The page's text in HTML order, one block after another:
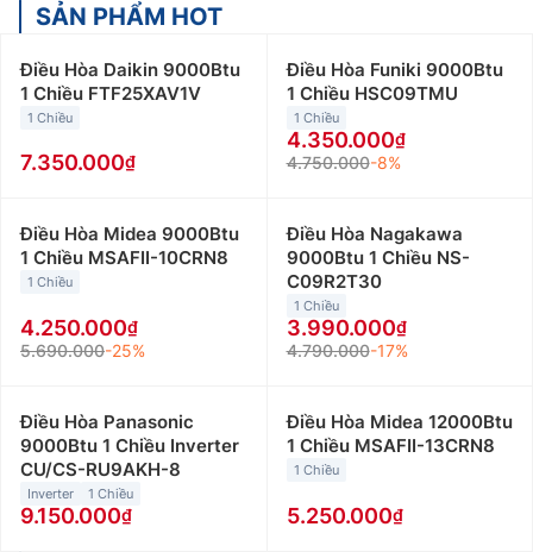
SẢN PHẨM HOT
Điều Hòa Daikin 9000Btu
1 Chiều FTF25XAV1V
1 Chiều
7.350.000
Điều Hòa Funiki 9000Btu
1 Chiều HSC09TMU
1 Chiều
4.350.000
4.750.000-8%
Điều Hòa Midea 9000Btu
1 Chiều MSAFII-10CRN8
1 Chiều
4.250.000
5.690.000-25%
Điều Hòa Nagakawa
9000Btu 1 Chiều NS-
C09R2T30
1 Chiều
3.990.000
4.790.000-17%
Điều Hòa Panasonic
9000Btu 1 Chiều Inverter
CU/CS-RU9AKH-8
Inverter 1 Chiều
9.150.000
Điều Hòa Midea 12000Btu
1 Chiều MSAFII-13CRN8
1 Chiều
5.250.000